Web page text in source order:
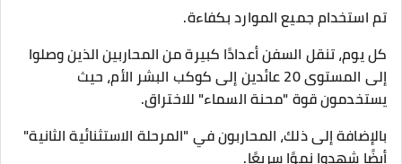
تم استخدام جميع الموارد بكفاءة.
كل يوم، تنقل السفن أعدادًا كبيرة من المحاربين الذين وصلوا
إلى المستوى 20 عائدين إلى كوكب البشر الأم، حيث
يستخدمون قوة "محنة السماء" للاختراق.
بالإضافة إلى ذلك، المحاربون في "المرحلة الاستثنائية الثانية"
أيضًا شهدوا نموًا سريعًا.